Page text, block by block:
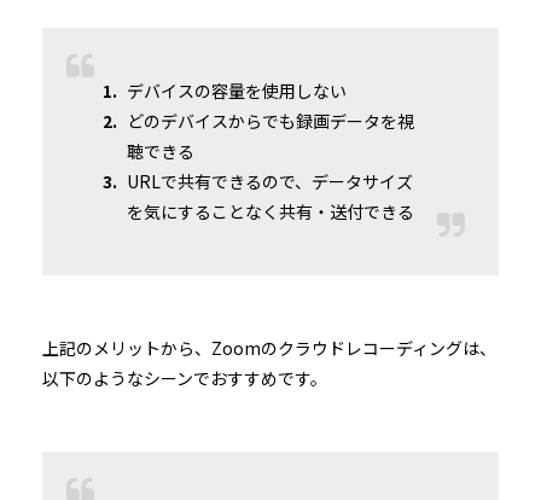
デバイスの容量を使用しない
どのデバイスからでも録画データを視
聴できる
URLで共有できるので、データサイズ
を気にすることなく共有・送付できる
上記のメリットから、Zoomのクラウドレコーディングは、
以下のようなシーンでおすすめです。